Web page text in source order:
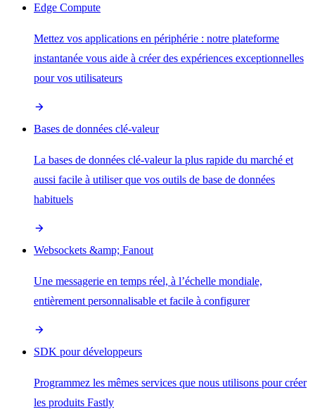
Edge Compute
Mettez vos applications en périphérie : notre plateforme
instantanée vous aide à créer des expériences exceptionnelles
pour vos utilisateurs
Bases de données clé-valeur
La bases de données clé-valeur la plus rapide du marché et
aussi facile à utiliser que vos outils de base de données
habituels
Websockets &amp; Fanout
Une messagerie en temps réel, à l’échelle mondiale,
entièrement personnalisable et facile à configurer
SDK pour développeurs
Programmez les mêmes services que nous utilisons pour créer
les produits Fastly